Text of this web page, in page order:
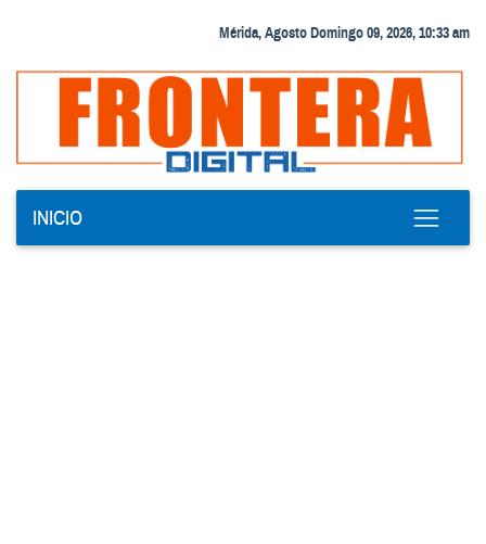
Mérida, Agosto Domingo 09, 2026, 10:33 am
INICIO